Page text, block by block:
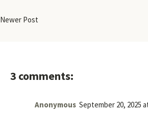
Newer Post
3 comments:
Anonymous September 20, 2025